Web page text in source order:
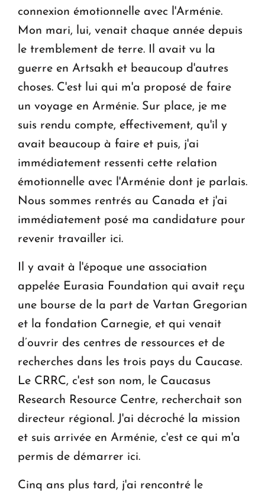
connexion émotionnelle avec l'Arménie.
Mon mari, lui, venait chaque année depuis
le tremblement de terre. Il avait vu la
guerre en Artsakh et beaucoup d'autres
choses. C'est lui qui m'a proposé de faire
un voyage en Arménie. Sur place, je me
suis rendu compte, effectivement, qu'il y
avait beaucoup à faire et puis, j'ai
immédiatement ressenti cette relation
émotionnelle avec l'Arménie dont je parlais.
Nous sommes rentrés au Canada et j'ai
immédiatement posé ma candidature pour
revenir travailler ici.
Il y avait à l'époque une association
appelée Eurasia Foundation qui avait reçu
une bourse de la part de Vartan Gregorian
et la fondation Carnegie, et qui venait
d’ouvrir des centres de ressources et de
recherches dans les trois pays du Caucase.
Le CRRC, c'est son nom, le Caucasus
Research Resource Centre, recherchait son
directeur régional. J'ai décroché la mission
et suis arrivée en Arménie, c'est ce qui m'a
permis de démarrer ici.
Cinq ans plus tard, j'ai rencontré le